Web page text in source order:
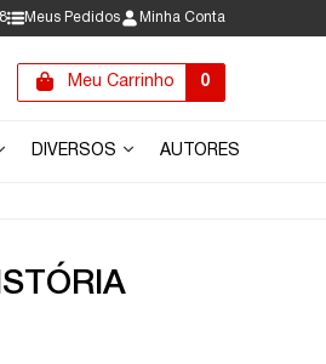
Meus Pedidos Minha Conta
Meu Carrinho 0
DIVERSOS AUTORES